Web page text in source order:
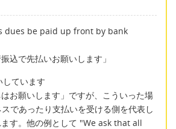
dues be paid up front by bank
込で先払いお願いします」
しています
お願いします」ですが、こういった場
であったり支払いを受ける側を代表し
す。他の例として "We ask that all